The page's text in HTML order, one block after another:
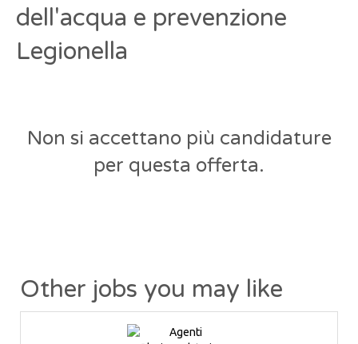
dell'acqua e prevenzione
Legionella
Non si accettano più candidature
per questa offerta.
Other jobs you may like